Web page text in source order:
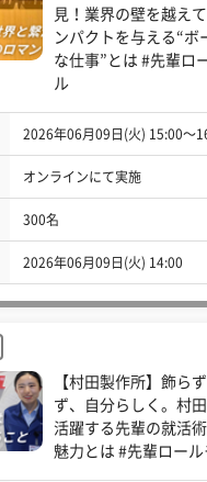
見！業界の壁を越え
ンパクトを与える“ボ
な仕事”とは #先輩ロ
ル
2026年06月09日(火) 15:00〜
オンラインにて実施
300名
2026年06月09日(火) 14:00
【村田製作所】飾ら
ず、自分らしく。村
活躍する先輩の就活
魅力とは #先輩ロー